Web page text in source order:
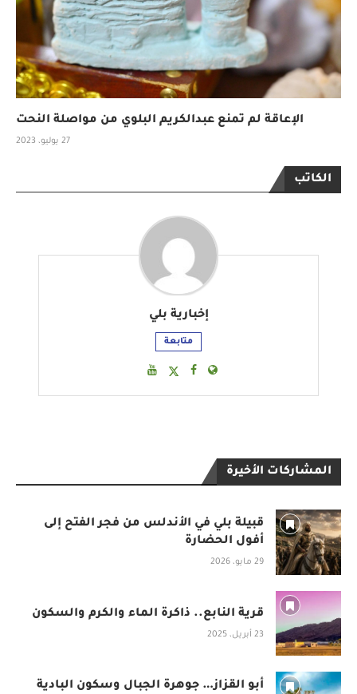
الإعاقة لم تمنع عبدالكريم البلوي من مواصلة النحت
27 يوليو، 2023
الكاتب
إخبارية بلي
متابعة
المشاركات الأخيرة
قبيلة بلي في الأندلس من فجر الفتح إلى
أفول الحضارة
29 مايو، 2026
قرية النابع.. ذاكرة الماء والكرم والسكون
23 أبريل، 2025
أبو القزاز… جوهرة الجبال وسكون البادية